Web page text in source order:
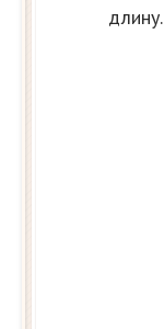
длину.